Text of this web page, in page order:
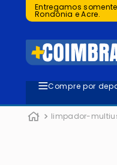
Entregamos
Rondônia e Acre.
Compre por
limpador-